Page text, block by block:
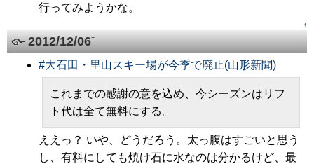
行ってみようかな。
↑
2012/12/06†
#大石田・里山スキー場が今季で廃止(山形新聞)
これまでの感謝の意を込め、今シーズンはリフ
ト代は全て無料にする。
ええっ？ いや、どうだろう。太っ腹はすごいと思う
し、有料にしても焼け石に水なのは分かるけど、最